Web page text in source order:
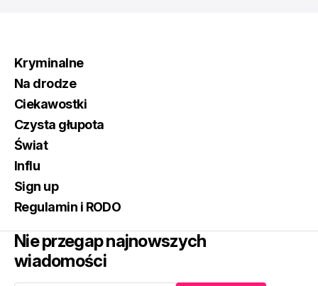
Kryminalne
Na drodze
Ciekawostki
Czysta głupota
Świat
Influ
Sign up
Regulamin i RODO
Nie przegap najnowszych
wiadomości